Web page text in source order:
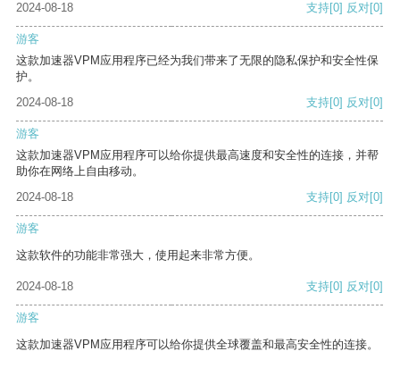
2024-08-18
支持[0] 反对[0]
游客
这款加速器VPM应用程序已经为我们带来了无限的隐私保护和安全性保
护。
2024-08-18
支持[0] 反对[0]
游客
这款加速器VPM应用程序可以给你提供最高速度和安全性的连接，并帮
助你在网络上自由移动。
2024-08-18
支持[0] 反对[0]
游客
这款软件的功能非常强大，使用起来非常方便。
2024-08-18 支持[0] 反对[0]
游客
这款加速器VPM应用程序可以给你提供全球覆盖和最高安全性的连接。